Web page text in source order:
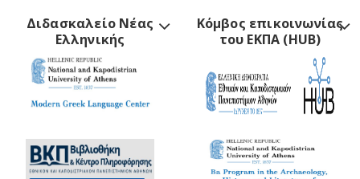
Διδασκαλείο Νέας
Ελληνικής
Κόμβος επικοινωνίας
του ΕΚΠΑ (HUB)